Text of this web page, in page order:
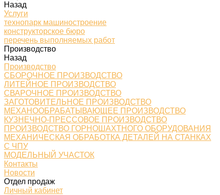
Назад
Услуги
технопарк машиностроение
конструкторское бюро
перечень выполняемых работ
Производство
Назад
Производство
СБОРОЧНОЕ ПРОИЗВОДСТВО
ЛИТЕЙНОЕ ПРОИЗВОДСТВО
СВАРОЧНОЕ ПРОИЗВОДСТВО
ЗАГОТОВИТЕЛЬНОЕ ПРОИЗВОДСТВО
МЕХАНООБРАБАТЫВАЮЩЕЕ ПРОИЗВОДСТВО
КУЗНЕЧНО-ПРЕССОВОЕ ПРОИЗВОДСТВО
ПРОИЗВОДСТВО ГОРНОШАХТНОГО ОБОРУДОВАНИЯ
МЕХАНИЧЕСКАЯ ОБРАБОТКА ДЕТАЛЕЙ НА СТАНКАХ
С ЧПУ
МОДЕЛЬНЫЙ УЧАСТОК
Контакты
Новости
Отдел продаж
Личный кабинет